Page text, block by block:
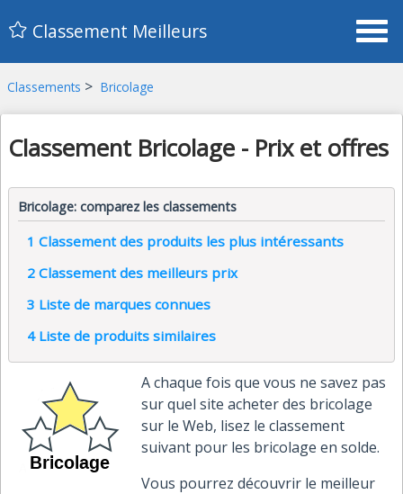
Classement Meilleurs
Classements > Bricolage
Classement Bricolage - Prix et offres
Bricolage: comparez les classements
1 Classement des produits les plus intéressants
2 Classement des meilleurs prix
3 Liste de marques connues
4Liste de produits similaires
A chaque fois que vous ne savez pas
sur quel site acheter des bricolage
sur le Web, lisez le classement
suivant pour les bricolage en solde.
Vous pourrez découvrir le meilleur